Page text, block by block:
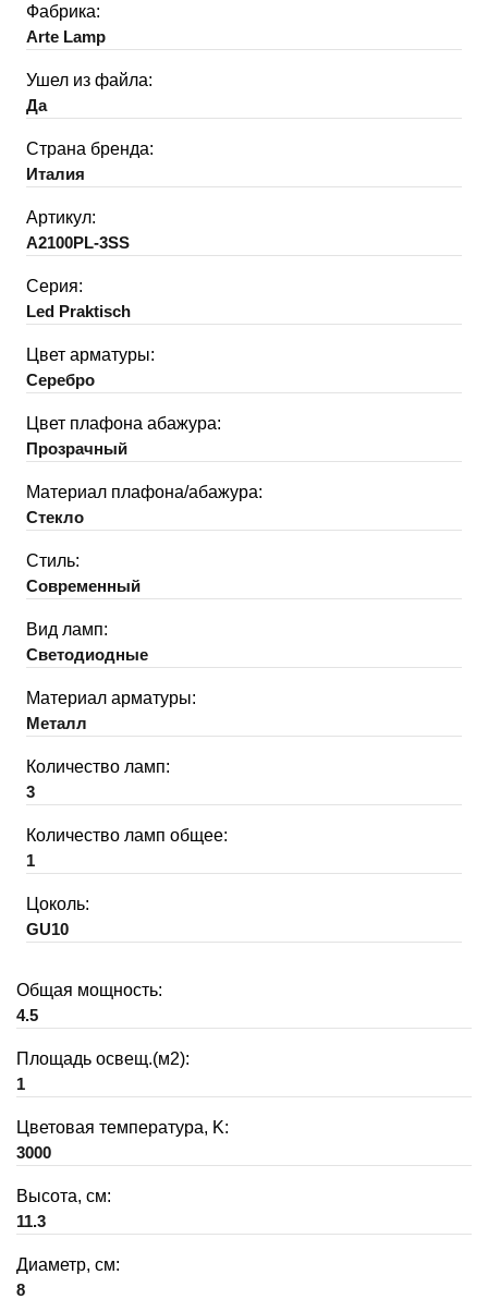
Фабрика:
Arte Lamp
Ушел из файла:
Да
Страна бренда:
Италия
Артикул:
A2100PL-3SS
Серия:
Led Praktisch
Цвет арматуры:
Серебро
Цвет плафона абажура:
Прозрачный
Материал плафона/абажура:
Стекло
Стиль:
Современный
Вид ламп:
Светодиодные
Материал арматуры:
Металл
Количество ламп:
3
Количество ламп общее:
1
Цоколь:
GU10
Общая мощность:
4.5
Площадь освещ.(м2):
1
Цветовая температура, K:
3000
Высота, см:
11.3
Диаметр, см:
8